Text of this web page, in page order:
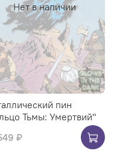
Нет в наличии
пин
Тьмы: Умертвий"
₽